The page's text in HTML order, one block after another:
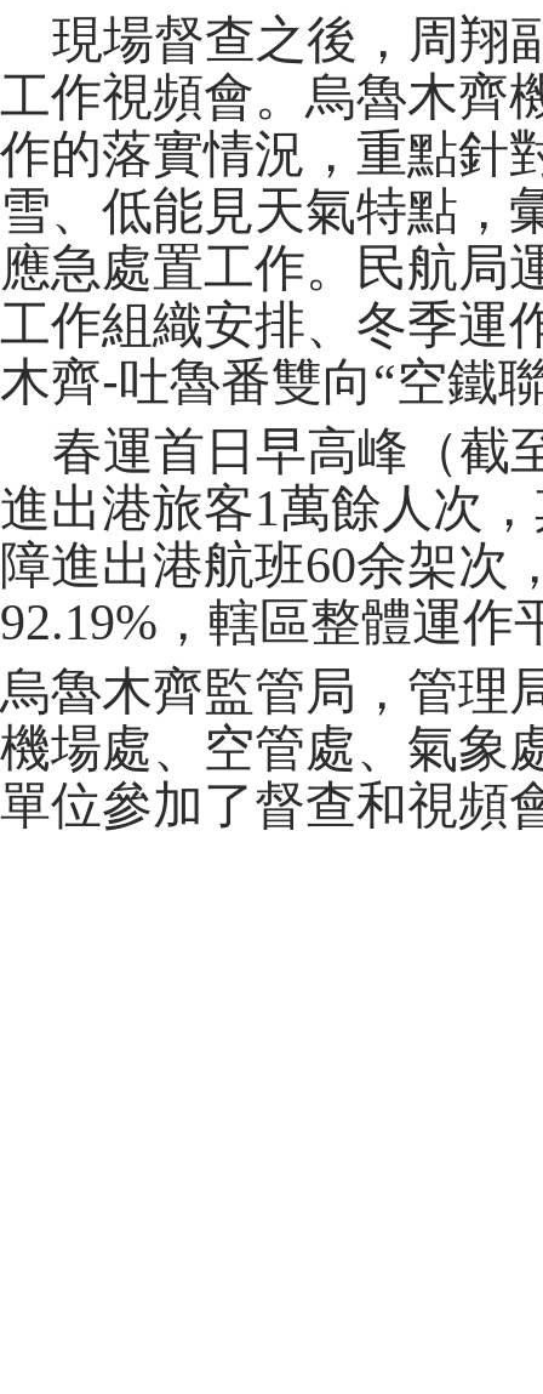
現場督查之後，周翔
工作視頻會。烏魯木齊
作的落實情況，重點針
雪、低能見天氣特點，
應急處置工作。民航局
工作組織安排、冬季運
木齊-吐魯番雙向“空鐵
春運首日早高峰（截
進出港旅客1萬餘人次
障進出港航班60余架次
92.19%，轄區整體運作
烏魯木齊監管局，管理
機場處、空管處、氣象
單位參加了督查和視頻